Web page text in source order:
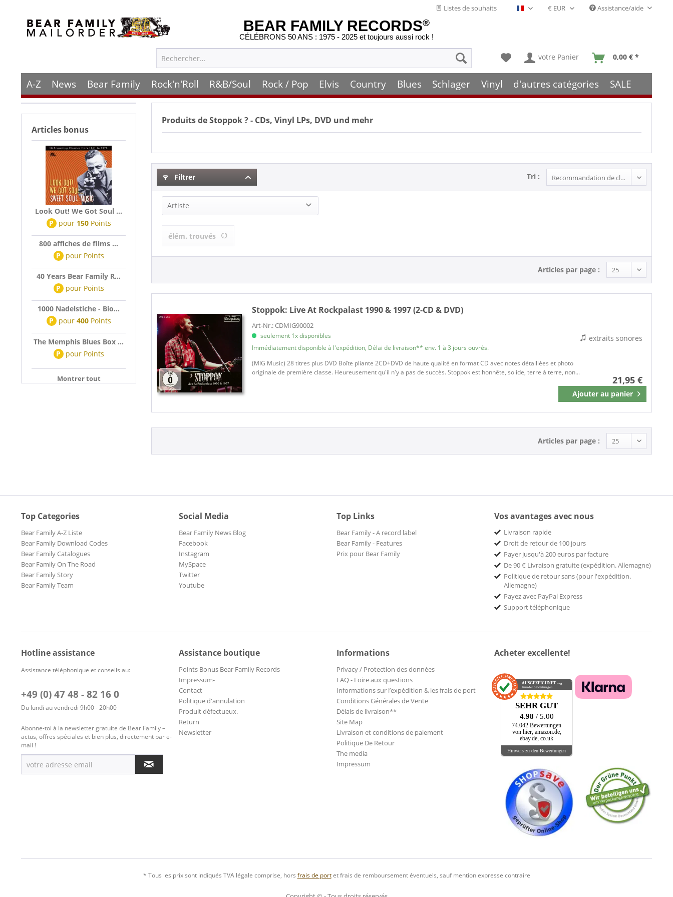
Listes de souhaits Français- FR Assistance/aide
BEAR FAMILY RECORDS®
CÉLÉBRONS 50 ANS : 1975 - 2025 et toujours aussi rock !
votre Panier 0,00 € *
A-Z News Bear Family Rock'n'Roll R&B/Soul Rock / Pop Elvis Country Blues Schlager Vinyl d'autres catégories SALE
Articles bonus
Look Out! We Got Soul ...
P pour 150Points
800 affiches de films ...
P pour Points
40 Years Bear Family R...
P pour Points
1000 Nadelstiche - Bio...
P pour 400Points
The Memphis Blues Box ...
P pour Points
Montrer tout
Produits deStoppok? - CDs, Vinyl LPs, DVD und mehr
Filtrer Tri :
Artiste
élém. trouvés
Articles par page :
Stoppok: Live At Rockpalast 1990 & 1997 (2-CD & DVD)
Art-Nr.: CDMIG90002
seulement 1x disponibles
Immédiatement disponible à l'expédition, Délai de livraison** env. 1 à 3 jours ouvrés.
(MIG Music) 28 titres plus DVD Boîte pliante 2CD+DVD de haute qualité en format CD avec notes détaillées et photo
originale de première classe. Heureusement qu'il n'y a pas de succès. Stoppok est honnête, solide, terre à terre, non...
21,95 €
Ajouter au panier
Mémoriser
extraits sonores
Articles par page :
Top Categories
Bear Family A-Z Liste
Bear Family Download Codes
Bear Family Catalogues
Bear Family On The Road
Bear Family Story
Bear Family Team
Social Media
Bear Family News Blog
Facebook
Instagram
MySpace
Twitter
Youtube
Top Links
Bear Family - A record label
Bear Family - Features
Prix pour Bear Family
Vos avantages avec nous
Livraison rapide
Droit de retour de 100 jours
Payer jusqu'à 200 euros par facture
De 90 € Livraison gratuite (expédition. Allemagne)
Politique de retour sans (pour l'expédition.
Allemagne)
Payez avec PayPal Express
Support téléphonique
Hotline assistance
Assistance téléphonique et conseils au:
+49 (0) 47 48 - 82 16 0
Du lundi au vendredi 9h00 - 20h00
Abonne-toi à la newsletter gratuite de Bear Family –
actus, offres spéciales et bien plus, directement par e-
mail !
Assistance boutique
Points Bonus Bear Family Records
Impressum-
Contact
Politique d'annulation
Produit défectueux.
Return
Newsletter
Informations
Privacy / Protection des données
FAQ - Foire aux questions
Informations sur l’expédition & les frais de port
Conditions Générales de Vente
Délais de livraison**
Site Map
Livraison et conditions de paiement
Politique De Retour
The media
Impressum
Acheter excellente!
AUSGEZEICHNET .org
Kundenbewertungen
SEHR GUT
4.98 / 5.00
74.042 Bewertungen
von hier, amazon.de,
ebay.de, co.uk
Hinweis zu den Bewertungen
* Tous les prix sont indiqués TVA légale comprise, hors frais de portet frais de remboursement éventuels, sauf mention expresse contraire